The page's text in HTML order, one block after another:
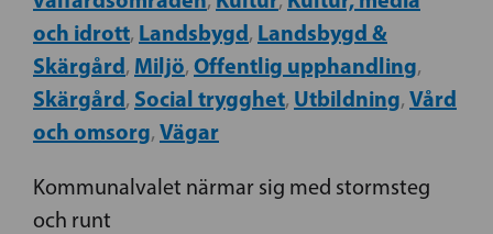
och idrott, Landsbygd, Landsbygd &
Skärgård, Miljö, Offentlig upphandling,
Skärgård, Social trygghet, Utbildning, Vård
och omsorg, Vägar
Kommunalvalet närmar sig med stormsteg
och runt